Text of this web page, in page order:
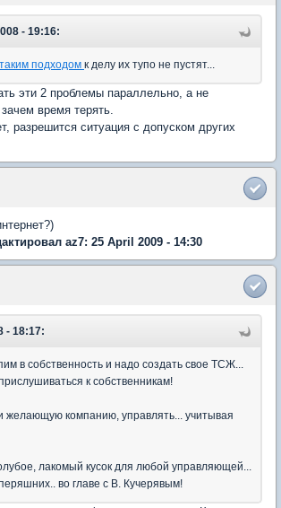
- 19:16:
таким подходом к делу их тупо не пустят...
эти 2 проблемы параллельно, а не
время терять.
разрешится ситуация с допуском других
az7: 25 April 2009 - 14:30
- 18:17:
в собственность и надо создать свое ТСЖ...
к собственникам!
желающую компанию, управлять... учитывая
лакомый кусок для любой управляющей...
во главе с В. Кучерявым!